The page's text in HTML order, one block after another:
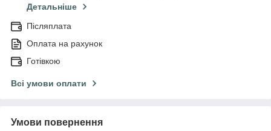
Детальніше
Післяплата
Оплата на рахунок
Готівкою
Всі умови оплати
Умови повернення